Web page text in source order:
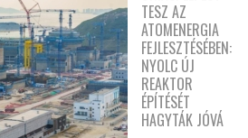
TESZ AZ
ATOMENERGIA
FEJLESZTÉSÉBEN:
NYOLC ÚJ
REAKTOR
ÉPÍTÉSÉT
HAGYTÁK JÓVÁ